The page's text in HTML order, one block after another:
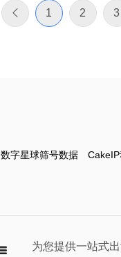
1 2 3
数字星球筛号数据
为您提供一站式